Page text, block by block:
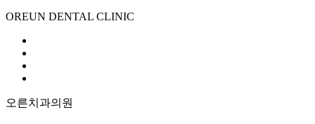
OREUN DENTAL CLINIC
오른치과의원